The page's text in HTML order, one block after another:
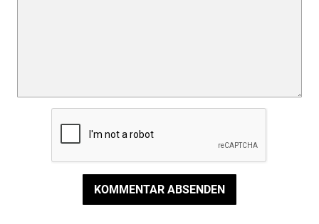
KOMMENTAR ABSENDEN